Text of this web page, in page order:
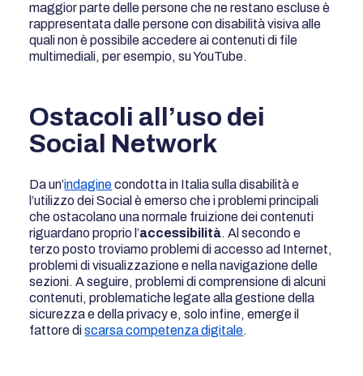
maggior parte delle persone che ne restano escluse è
rappresentata dalle persone con disabilità visiva alle
quali non è possibile accedere ai contenuti di file
multimediali, per esempio, su YouTube.
Ostacoli all’uso dei
Social Network
Da un’indaginecondotta in Italia sulla disabilità e
l’utilizzo dei Social è emerso che i problemi principali
che ostacolano una normale fruizione dei contenuti
riguardano proprio l’accessibilità. Al secondo e
terzo posto troviamo problemi di accesso ad Internet,
problemi di visualizzazione e nella navigazione delle
sezioni. A seguire, problemi di comprensione di alcuni
contenuti, problematiche legate alla gestione della
sicurezza e della privacy e, solo infine, emerge il
fattore discarsa competenza digitale.